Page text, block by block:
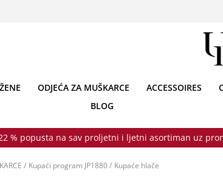
ODJEĆA ZA MUŠKARCE ACCESSOIRES
BLOG
% popusta na sav proljetni i ljetni asortiman uz
/ Kupaći program JP1880/ Kupaće hlače